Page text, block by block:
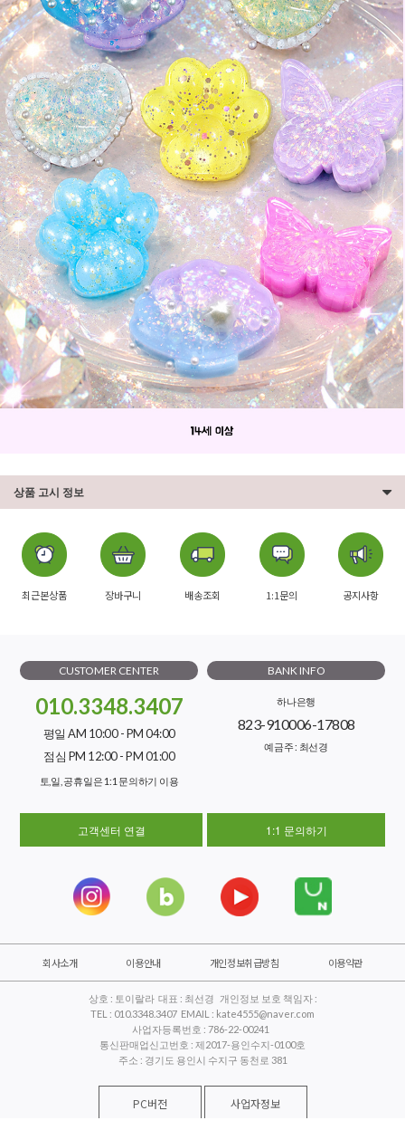
상품 고시 정보
최근본상품 장바구니 배송조회 1:1문의 공지사항
CUSTOMER CENTER
010.3348.3407
평일 AM 10:00 - PM 04:00
점심 PM 12:00 - PM 01:00
토,일, 공휴일은 1:1 문의하기 이용
BANK INFO
하나은행
823-910006-17808
예금주 : 최선경
고객센터 연결 1:1 문의하기
회사소개 이용안내 개인정보취급방침 이용약관
상호 : 토이랄라 대표 : 최선경 개인정보 보호 책임자 :
TEL : 010.3348.3407 EMAIL : kate4555@naver.com
사업자등록번호 : 786-22-00241
통신판매업신고번호 : 제2017-용인수지-0100호
주소 : 경기도 용인시 수지구 동천로 381
PC버전 사업자정보